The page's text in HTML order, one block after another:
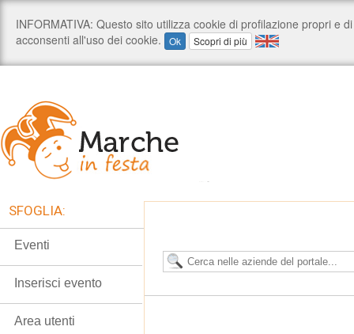
SFOGLIA:
Eventi
Inserisci evento
Area utenti